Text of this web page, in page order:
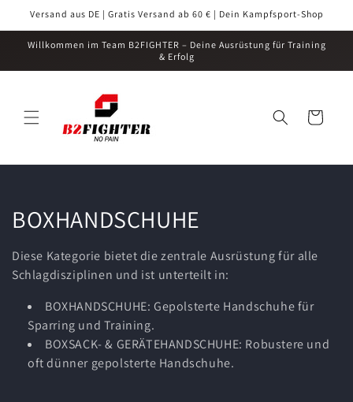
zum
Inhalt
Versand aus DE | Gratis Versand ab 60 € | Dein Kampfsport-Shop
Willkommen im Team B2FIGHTER – Deine Ausrüstung für Training
& Erfolg
Warenkorb
K
a
t
BOXHANDSCHUHE
Diese Kategorie bietet die zentrale Ausrüstung für alle
Schlagdisziplinen und ist unterteilt in:
BOXHANDSCHUHE: Gepolsterte Handschuhe für
Sparring und Training.
BOXSACK- & GERÄTEHANDSCHUHE: Robustere und
oft dünner gepolsterte Handschuhe.